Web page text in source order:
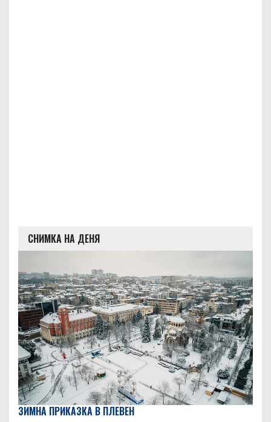
СНИМКА НА ДЕНЯ
ЗИМНА ПРИКАЗКА В ПЛЕВЕН